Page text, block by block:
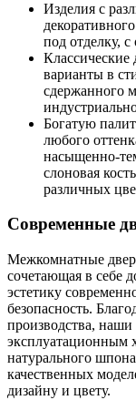
Изделия с
под отделку, с
варианты в
сдержанного
Богатую
любого
насыщенно-
слоновая
различных
Современные
Межкомнатные
сочетающая в себе
эстетику
безопасность.
производства,
эксплуатационным
натурального
качественных
дизайну и цвету.